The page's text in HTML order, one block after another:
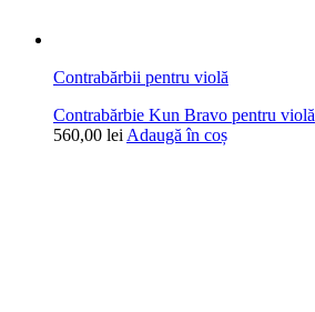
Contrabărbii pentru violă
Contrabărbie Kun Bravo pentru violă
560,00 lei Adaugă în coș